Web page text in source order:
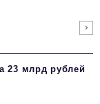
23 млрд рублей